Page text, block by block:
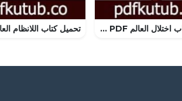
تحميل كتاب اختلال العالم PDF تأليف أمين معلوف مجانا [كامل]